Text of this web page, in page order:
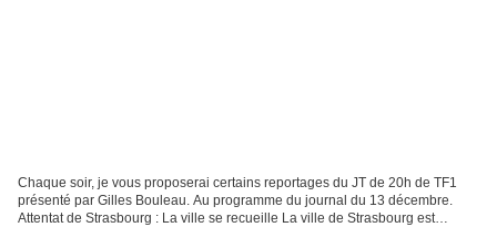
Chaque soir, je vous proposerai certains reportages du JT de 20h de TF1
présenté par Gilles Bouleau. Au programme du journal du 13 décembre.
Attentat de Strasbourg : La ville se recueille La ville de Strasbourg est